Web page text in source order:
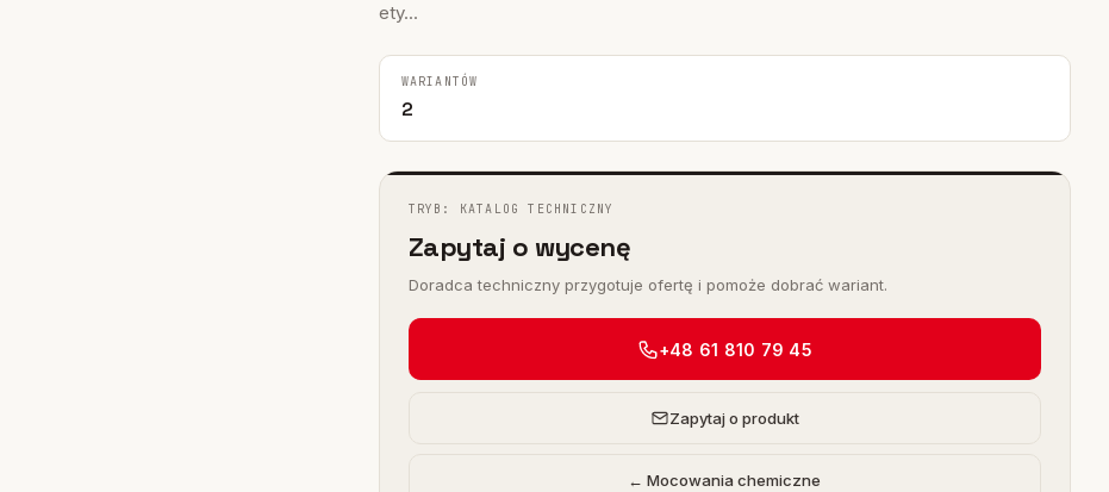
ety...
WARIANTÓW
2
TRYB: KATALOG TECHNICZNY
Zapytaj o wycenę
Doradca techniczny przygotuje ofertę i pomoże dobrać wariant.
+48 61 810 79 45
Zapytaj o produkt
← Mocowania chemiczne